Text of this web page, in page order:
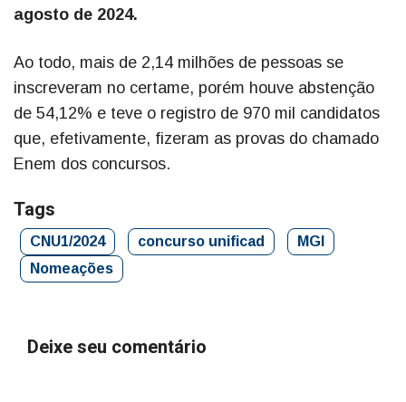
agosto de 2024.
Ao todo, mais de 2,14 milhões de pessoas se
inscreveram no certame, porém houve abstenção
de 54,12% e teve o registro de 970 mil candidatos
que, efetivamente, fizeram as provas do chamado
Enem dos concursos.
Tags
CNU1/2024 concurso unificad
MGI
Nomeações
Deixe seu comentário